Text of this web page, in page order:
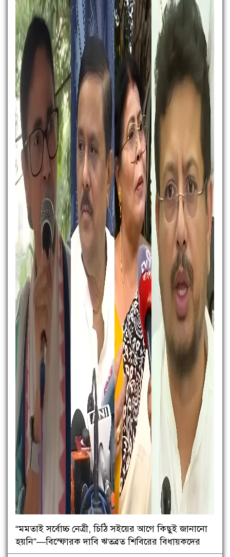
“মমতাই সর্বোচ্চ নেত্রী, চিঠি সইয়ের আগে কিছুই জানানো
হয়নি”—বিস্ফোরক দাবি ঋতব্রত শিবিরের বিধায়কদের